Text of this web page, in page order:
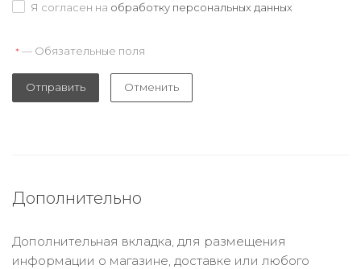
Я согласен на обработку персональных данных
* — Обязательные поля
Отправить Отменить
Дополнительно
Дополнительная вкладка, для размещения
информации о магазине, доставке или любого